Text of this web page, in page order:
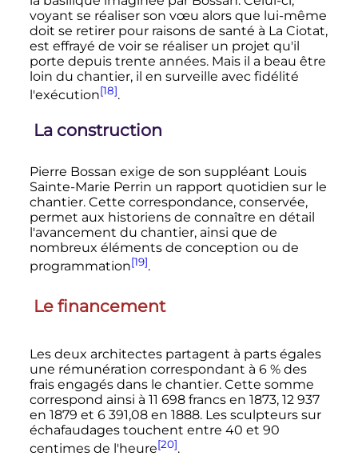
voyant se réaliser son vœu alors que lui-même
doit se retirer pour raisons de santé à La Ciotat,
est effrayé de voir se réaliser un projet qu'il
porte depuis trente années. Mais il a beau être
loin du chantier, il en surveille avec fidélité
l'exécution[18].
La construction
Pierre Bossan exige de son suppléant Louis
Sainte-Marie Perrin un rapport quotidien sur le
chantier. Cette correspondance, conservée,
permet aux historiens de connaître en détail
l'avancement du chantier, ainsi que de
nombreux éléments de conception ou de
programmation[19].
Le financement
Les deux architectes partagent à parts égales
une rémunération correspondant à 6 % des
frais engagés dans le chantier. Cette somme
correspond ainsi à 11 698 francsen 1873, 12 937
en 1879 et 6 391,08en 1888. Les sculpteurs sur
échafaudages touchent entre 40 et 90
centimes de l'heure[20].